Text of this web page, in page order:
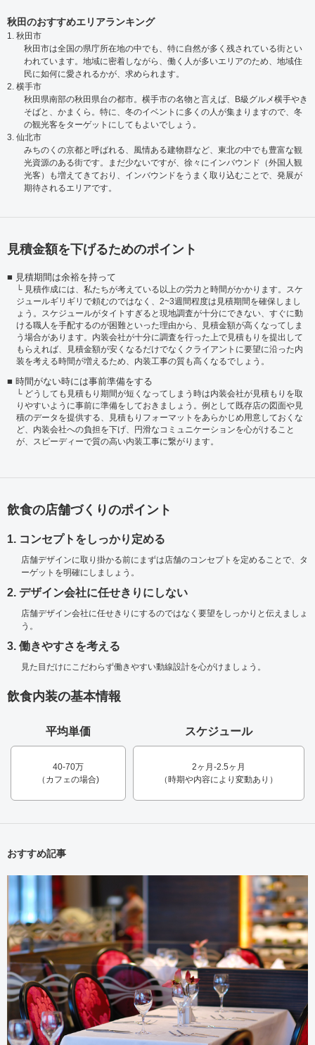
秋田のおすすめエリアランキング
1. 秋田市
秋田市は全国の県庁所在地の中でも、特に自然が多く残されている街とい
われています。地域に密着しながら、働く人が多いエリアのため、地域住
民に如何に愛されるかが、求められます。
2. 横手市
秋田県南部の秋田県台の都市。横手市の名物と言えば、B級グルメ横手やき
そばと、かまくら。特に、冬のイベントに多くの人が集まりますので、冬
の観光客をターゲットにしてもよいでしょう。
3. 仙北市
みちのくの京都と呼ばれる、風情ある建物群など、東北の中でも豊富な観
光資源のある街です。まだ少ないですが、徐々にインバウンド（外国人観
光客）も増えてきており、インバウンドをうまく取り込むことで、発展が
期待されるエリアです。
見積金額を下げるためのポイント
見積期間は余裕を持って
見積作成には、私たちが考えている以上の労力と時間がかかります。スケ
ジュールギリギリで頼むのではなく、2~3週間程度は見積期間を確保しまし
ょう。スケジュールがタイトすぎると現地調査が十分にできない、すぐに動
ける職人を手配するのが困難といった理由から、見積金額が高くなってしま
う場合があります。内装会社が十分に調査を行った上で見積もりを提出して
もらえれば、見積金額が安くなるだけでなくクライアントに要望に沿った内
装を考える時間が増えるため、内装工事の質も高くなるでしょう。
時間がない時には事前準備をする
どうしても見積もり期間が短くなってしまう時は内装会社が見積もりを取
りやすいように事前に準備をしておきましょう。例として既存店の図面や見
積のデータを提供する、見積もりフォーマットをあらかじめ用意しておくな
ど、内装会社への負担を下げ、円滑なコミュニケーションを心がけること
が、スピーディーで質の高い内装工事に繋がります。
飲食の店舗づくりのポイント
1. コンセプトをしっかり定める
店舗デザインに取り掛かる前にまずは店舗のコンセプトを定めることで、タ
ーゲットを明確にしましょう。
2. デザイン会社に任せきりにしない
店舗デザイン会社に任せきりにするのではなく要望をしっかりと伝えましょ
う。
3. 働きやすさを考える
見た目だけにこだわらず働きやすい動線設計を心がけましょう。
飲食内装の基本情報
平均単価
40-70万
（カフェの場合)
スケジュール
2ヶ月-2.5ヶ月
（時期や内容により変動あり）
おすすめ記事